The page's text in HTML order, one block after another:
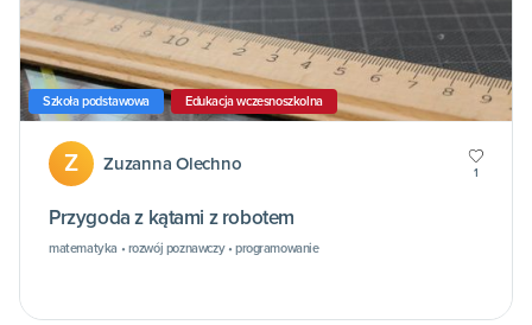
Szkoła podstawowa Edukacja wczesnoszkolna
Z Zuzanna Olechno 1
Przygoda z kątami z robotem
matematyka • rozwój poznawczy • programowanie